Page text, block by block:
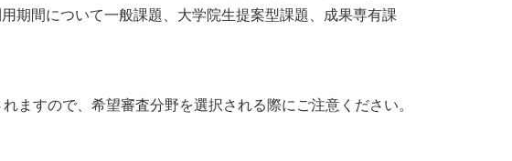
期間について一般課題、大学院生提案型課題、成果専有課
ますので、希望審査分野を選択される際にご注意ください。